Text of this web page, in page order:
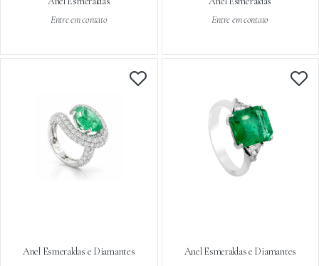
Entre em contato
Entre em contato
Anel Esmeraldas e Diamantes
Anel Esmeraldas e Diamantes